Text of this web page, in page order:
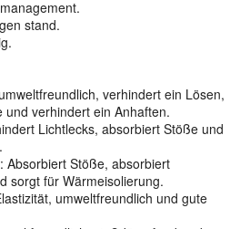
stand.
verhindert ein Lösen,
verhindert ein Anhaften.
Lichtlecks, absorbiert Stöße und
Absorbiert Stöße, absorbiert
sorgt für Wärmeisolierung.
umweltfreundlich und gute